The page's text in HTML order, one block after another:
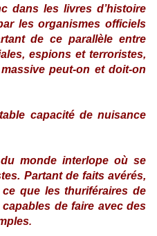
dans les livres d’histoire
les organismes officiels
de ce parallèle entre
espions et terroristes,
peut-on et doit-on
capacité de nuisance
monde interlope où se
Partant de faits avérés,
que les thuriféraires de
de faire avec des
.